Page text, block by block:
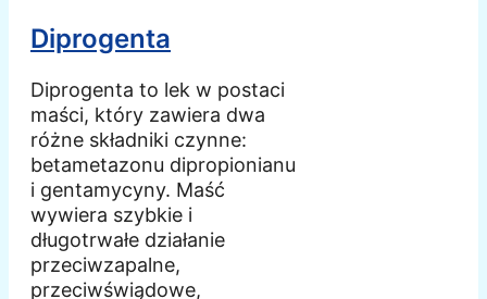
Diprogenta
Diprogenta to lek w postaci
maści, który zawiera dwa
różne składniki czynne:
betametazonu dipropionianu
i gentamycyny. Maść
wywiera szybkie i
długotrwałe działanie
przeciwzapalne,
przeciwświądowe,